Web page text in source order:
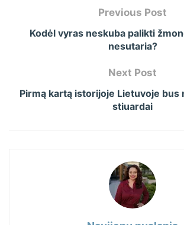
Previous Post
Kodėl vyras neskuba palikti
nesutaria?
Next Post
Pirmą kartą istorijoje Lietuvoje bus
stiuardai